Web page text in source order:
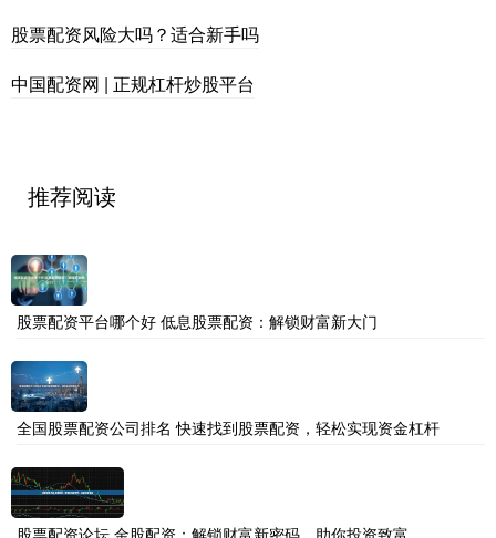
股票配资风险大吗？适合新手吗
中国配资网 | 正规杠杆炒股平台
推荐阅读
股票配资平台哪个好 低息股票配资：解锁财富新大门
全国股票配资公司排名 快速找到股票配资，轻松实现资金杠杆
股票配资论坛 金股配资：解锁财富新密码，助你投资致富